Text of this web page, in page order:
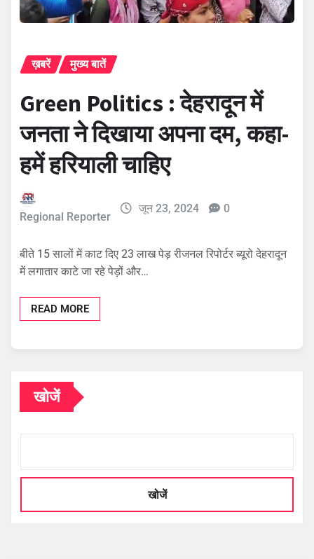
ख़बरें मुख्य बातें
Green Politics : देहरादून में
जनता ने दिखाया अपना दम, कहा-
हमें हरियाली चाहिए
Regional Reporter
जून 23, 2024 0
बीते 15 सालों में काट दिए 23 लाख पेड़ रीजनल रिपोर्टर ब्यूरो देहरादून
में लगातार काटे जा रहे पेड़ों और…
READ MORE
खोजें
खोजें